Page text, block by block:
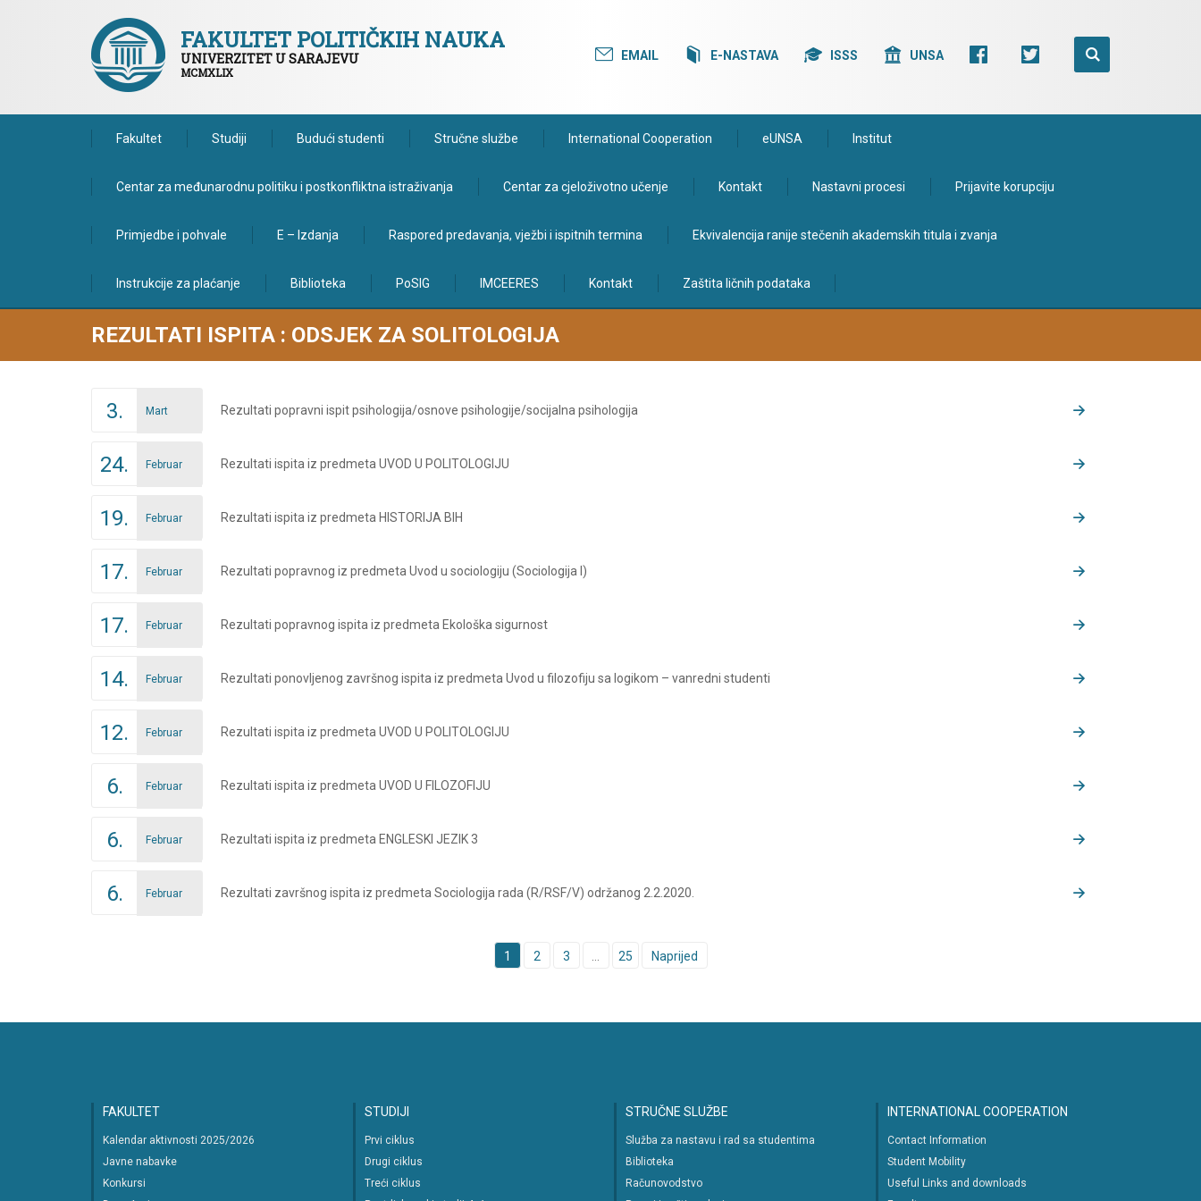
FAKULTET POLITIČKIH NAUKA
UNIVERZITET U SARAJEVU
MCMXLIX
EMAIL E-NASTAVA ISSS UNSA
Fakultet Studiji Budući studenti Stručne službe International Cooperation eUNSA Institut
Centar za međunarodnu politiku i postkonfliktna istraživanja Centar za cjeloživotno učenje Kontakt Nastavni procesi Prijavite korupciju
Primjedbe i pohvale E – Izdanja Raspored predavanja, vježbi i ispitnih termina Ekvivalencija ranije stečenih akademskih titula i zvanja
Instrukcije za plaćanje Biblioteka PoSIG IMCEERES Kontakt Zaštita ličnih podataka
REZULTATI ISPITA : ODSJEK ZA SOLITOLOGIJA
3. Mart Rezultati popravni ispit psihologija/osnove psihologije/socijalna psihologija
24. Februar Rezultati ispita iz predmeta UVOD U POLITOLOGIJU
19. Februar Rezultati ispita iz predmeta HISTORIJA BIH
17. Februar Rezultati popravnog iz predmeta Uvod u sociologiju (Sociologija I)
17. Februar Rezultati popravnog ispita iz predmeta Ekološka sigurnost
14. Februar Rezultati ponovljenog završnog ispita iz predmeta Uvod u filozofiju sa logikom – vanredni studenti
12. Februar Rezultati ispita iz predmeta UVOD U POLITOLOGIJU
6. Februar Rezultati ispita iz predmeta UVOD U FILOZOFIJU
6. Februar Rezultati ispita iz predmeta ENGLESKI JEZIK 3
6. Februar Rezultati završnog ispita iz predmeta Sociologija rada (R/RSF/V) održanog 2.2.2020.
1 2 3 25 Naprijed
FAKULTET
Kalendar aktivnosti 2025/2026
Javne nabavke
Konkursi
STUDIJI
Prvi ciklus
Drugi ciklus
Treći ciklus
STRUČNE SLUŽBE
Služba za nastavu i rad sa studentima
Biblioteka
Računovodstvo
INTERNATIONAL COOPERATION
Contact Information
Student Mobility
Useful Links and downloads